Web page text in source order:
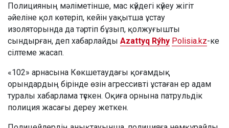
Полицияның мәліметінше, мас күйдегі күйеу жігіт
әйеліне қол көтеріп, кейін уақытша ұстау
изоляторында да тәртіп бұзып, қолжуғышты
сындырған, деп хабарлайды Azattyq Rýhy Polisia.kz-ке
сілтеме жасап.
«102» арнасына Көкшетаудағы қоғамдық
орындардың бірінде өзін агрессивті ұстаған ер адам
туралы хабарлама түскен. Оқиға орнына патрульдік
полиция жасағы дереу жеткен.